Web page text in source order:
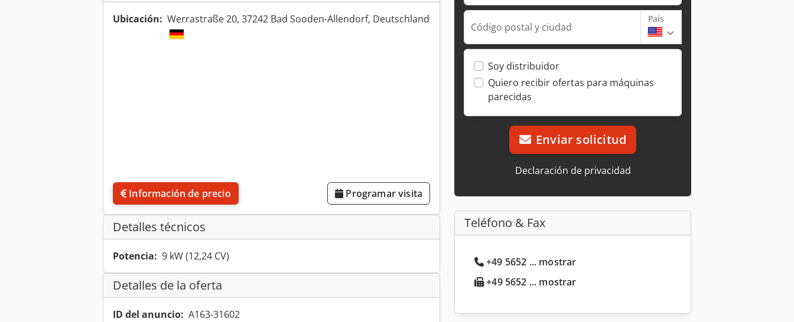
Ubicación: Werrastraße 20, 37242 Bad Sooden-Allendorf, Deutschland
Información de precio Programar visita
Detalles técnicos
Potencia: 9 kW (12,24 CV)
Detalles de la oferta
ID del anuncio: A163-31602
Código postal y ciudad
País
Soy distribuidor
Quiero recibir ofertas para máquinas
parecidas
Enviar solicitud
Declaración de privacidad
Teléfono & Fax
+49 5652 ... mostrar
+49 5652 ... mostrar